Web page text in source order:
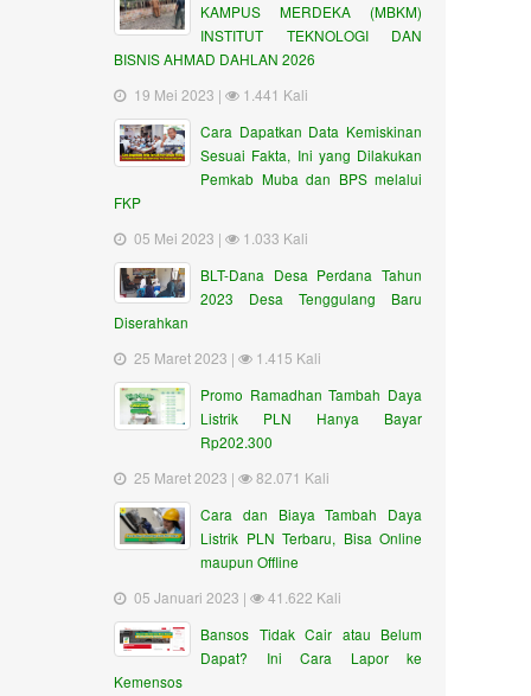
KAMPUS MERDEKA (MBKM)
INSTITUT TEKNOLOGI DAN
BISNIS AHMAD DAHLAN 2026
19 Mei 2023 |
1.441 Kali
Cara Dapatkan Data Kemiskinan
Sesuai Fakta, Ini yang Dilakukan
Pemkab Muba dan BPS melalui
FKP
05 Mei 2023 |
1.033 Kali
BLT-Dana Desa Perdana Tahun
2023 Desa Tenggulang Baru
Diserahkan
25 Maret 2023 |
1.415 Kali
Promo Ramadhan Tambah Daya
Listrik PLN Hanya Bayar
Rp202.300
25 Maret 2023 |
82.071 Kali
Cara dan Biaya Tambah Daya
Listrik PLN Terbaru, Bisa Online
maupun Offline
05 Januari 2023 |
41.622 Kali
Bansos Tidak Cair atau Belum
Dapat? Ini Cara Lapor ke
Kemensos